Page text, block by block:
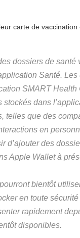
carte de vaccination
dossiers de santé
Santé.
SMART
dans
telles que des
en
d’ajouter des
Apple Wallet à
bientôt
en toute
rapidement
disponibles.